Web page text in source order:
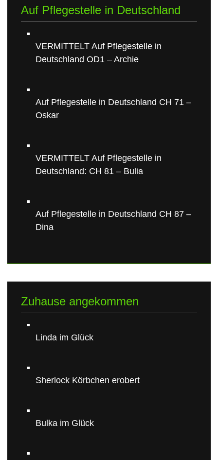
Auf Pflegestelle in Deutschland
VERMITTELT Auf Pflegestelle in
Deutschland OD1 – Archie
Auf Pflegestelle in Deutschland CH 71 –
Oskar
VERMITTELT Auf Pflegestelle in
Deutschland: CH 81 – Bulia
Auf Pflegestelle in Deutschland CH 87 –
Dina
Zuhause angekommen
Linda im Glück
Sherlock Körbchen erobert
Bulka im Glück